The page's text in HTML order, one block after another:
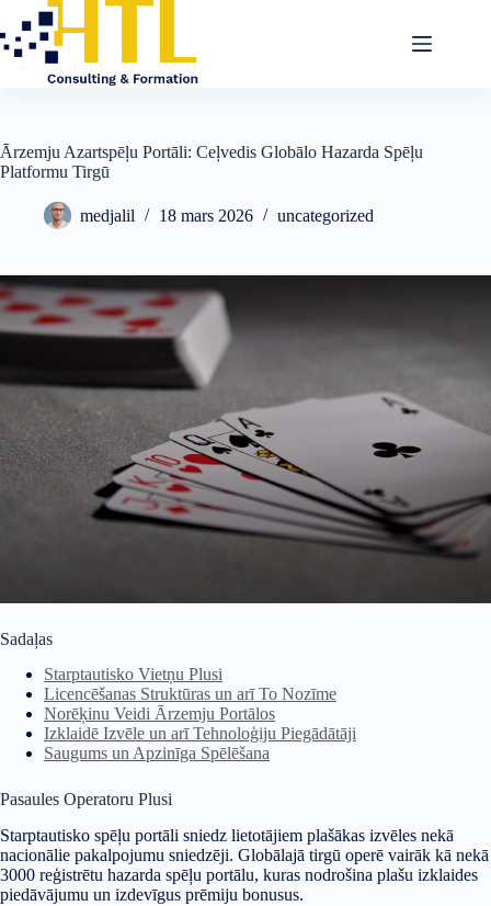
Ārzemju Azartspēļu Portāli: Ceļvedis Globālo Hazarda Spēļu
Platformu Tirgū
medjalil 18 mars 2026 uncategorized
Sadaļas
Starptautisko Vietņu Plusi
Licencēšanas Struktūras un arī To Nozīme
Norēķinu Veidi Ārzemju Portālos
Izklaidē Izvēle un arī Tehnoloģiju Piegādātāji
Saugums un Apzinīga Spēlēšana
Pasaules Operatoru Plusi
Starptautisko spēļu portāli sniedz lietotājiem plašākas izvēles nekā
nacionālie pakalpojumu sniedzēji. Globālajā tirgū operē vairāk kā nekā
3000 reģistrētu hazarda spēļu portālu, kuras nodrošina plašu izklaides
piedāvājumu un izdevīgus prēmiju bonusus.